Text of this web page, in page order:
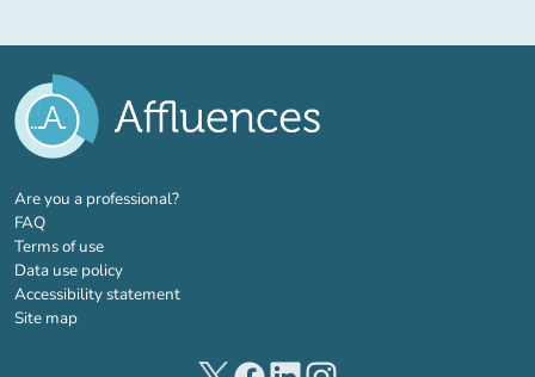
Are you a professional?(new tab)
FAQ
Terms of use
Data use policy
Accessibility statement
Site map
(new tab)(new tab)(new tab)